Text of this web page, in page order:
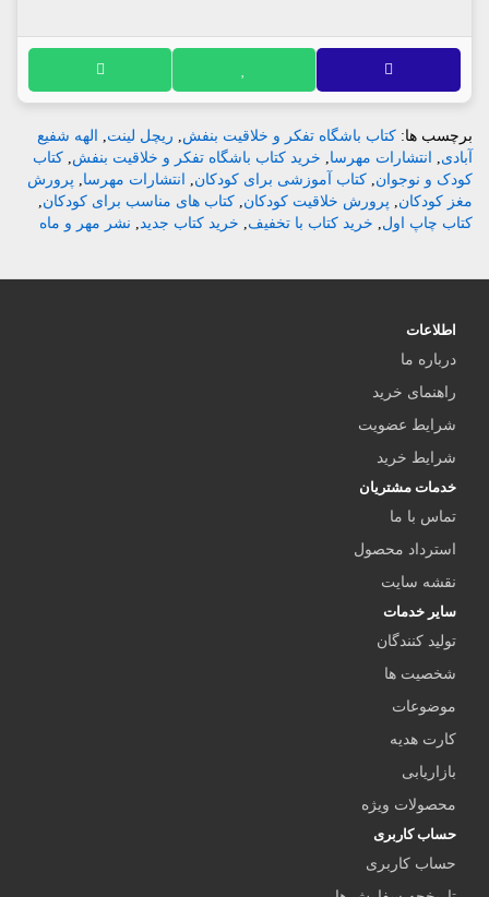
برچسب ها: کتاب باشگاه تفکر و خلاقیت بنفش, ریچل لینت,
الهه شفیع
آبادی, انتشارات مهرسا, خرید کتاب باشگاه تفکر و خلاقیت بنفش, کتاب
کودک و نوجوان, کتاب آموزشی برای کودکان, انتشارات مهرسا, پرورش
مغز کودکان, پرورش خلاقیت کودکان, کتاب های مناسب برای کودکان,
کتاب چاپ اول, خرید کتاب با تخفیف, خرید کتاب جدید, نشر مهر و ماه
اطلاعات
درباره ما
راهنمای خرید
شرایط عضویت
شرایط خرید
خدمات مشتریان
تماس با ما
استرداد محصول
نقشه سایت
سایر خدمات
تولید کنندگان
شخصیت ها
موضوعات
کارت هدیه
بازاریابی
محصولات ویژه
حساب کاربری
حساب کاربری